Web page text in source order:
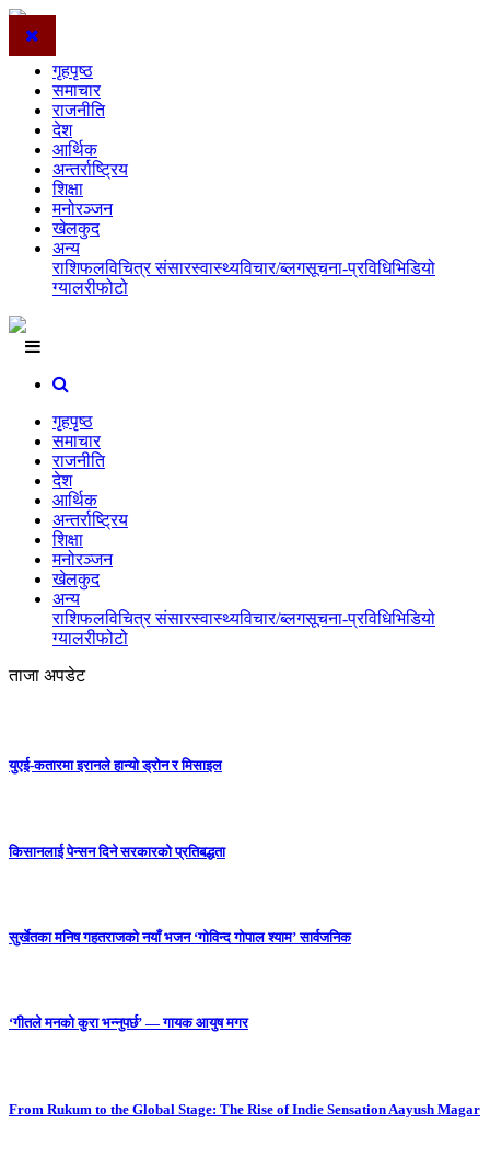
गृहपृष्ठ
समाचार
राजनीति
देश
आर्थिक
अन्तर्राष्ट्रिय
शिक्षा
मनोरञ्जन
खेलकुद
अन्य
राशिफलविचित्र संसारस्वास्थ्यविचार/ब्लगसूचना-प्रविधिभिडियो
ग्यालरीफोटो
गृहपृष्ठ
समाचार
राजनीति
देश
आर्थिक
अन्तर्राष्ट्रिय
शिक्षा
मनोरञ्जन
खेलकुद
अन्य
राशिफलविचित्र संसारस्वास्थ्यविचार/ब्लगसूचना-प्रविधिभिडियो
ग्यालरीफोटो
ताजा अपडेट
युएई-कतारमा इरानले हान्यो ड्रोन र मिसाइल
किसानलाई पेन्सन दिने सरकारको प्रतिबद्धता
सुर्खेतका मनिष गहतराजको नयाँ भजन ‘गोविन्द गोपाल श्याम’ सार्वजनिक
‘गीतले मनको कुरा भन्नुपर्छ’ — गायक आयुष मगर
From Rukum to the Global Stage: The Rise of Indie Sensation Aayush Magar